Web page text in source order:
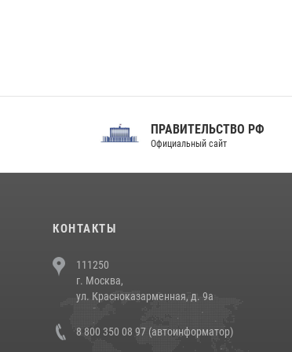
ПРАВИТЕЛЬСТВО РФ
Официальный сайт
КОНТАКТЫ
111250
г. Москва,
ул. Красноказарменная, д. 9а
8 800 350 08 97 (автоинформатор)